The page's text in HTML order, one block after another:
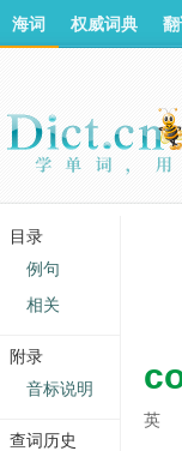
英
海词 权威词典
目录
例句
相关
附录
音标说明
查词历史